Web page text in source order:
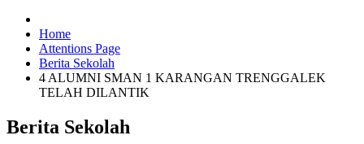
Home
Attentions Page
Berita Sekolah
4 ALUMNI SMAN 1 KARANGAN TRENGGALEK
TELAH DILANTIK
Berita Sekolah